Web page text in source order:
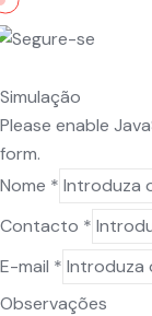
Simulação
Please enable
form.
Nome *
Contacto *
E-mail *
Observações